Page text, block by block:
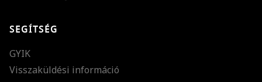
SEGÍTSÉG
GYIK
Visszaküldési információ